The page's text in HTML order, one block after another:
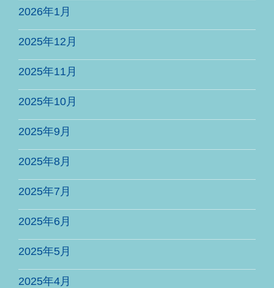
2026年1月
2025年12月
2025年11月
2025年10月
2025年9月
2025年8月
2025年7月
2025年6月
2025年5月
2025年4月